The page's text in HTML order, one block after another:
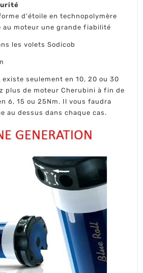
d'étoile en technopolymère
au moteur une grande fiabilité
les volets Sodicob
existe seulement en 10, 20 ou 30
plus de moteur Cherubini à fin de
6, 15 ou 25Nm. Il vous faudra
au dessus dans chaque cas.